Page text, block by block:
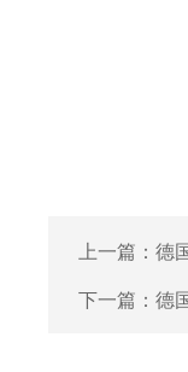
上一篇： 德
下一篇： 德